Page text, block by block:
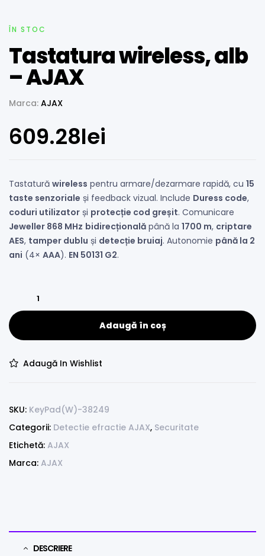
ÎN STOC
Tastatura wireless, alb
– AJAX
Marca: AJAX
609.28lei
Tastatură wireless pentru armare/dezarmare rapidă, cu 15
taste senzoriale și feedback vizual. Include Duress code,
coduri utilizator și protecție cod greșit. Comunicare
Jeweller 868 MHz bidirecțională până la 1700 m, criptare
AES, tamper dublu și detecție bruiaj. Autonomie până la 2
ani (4× AAA). EN 50131 G2.
Adaugă în coș
Adaugă In Wishlist
SKU: KeyPad(W)-38249
Categorii: Detectie efractie AJAX, Securitate
Etichetă: AJAX
Marca: AJAX
DESCRIERE